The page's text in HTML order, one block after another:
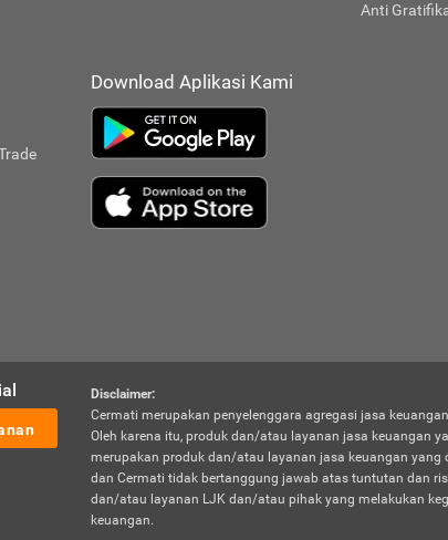
Anti
Download Aplikasi Kami
Disclaimer:
Cermati merupakan penyelenggara agregasi jasa
Oleh karena itu, produk dan/atau layanan jasa keuangan
merupakan produk dan/atau layanan jasa keuangan yang
dan Cermati tidak bertanggung jawab atas tuntutan dan
dan/atau layanan LJK dan/atau pihak yang melakukan
keuangan.